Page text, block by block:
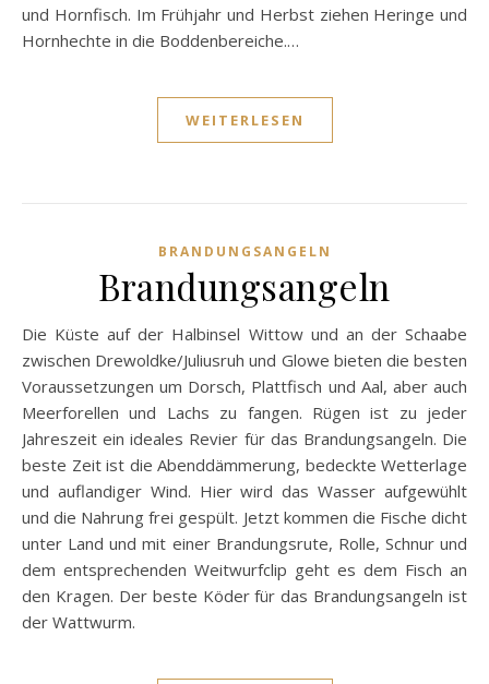
und Hornfisch. Im Frühjahr und Herbst ziehen Heringe und
Hornhechte in die Boddenbereiche.…
WEITERLESEN
BRANDUNGSANGELN
Brandungsangeln
Die Küste auf der Halbinsel Wittow und an der Schaabe
zwischen Drewoldke/Juliusruh und Glowe bieten die besten
Voraussetzungen um Dorsch, Plattfisch und Aal, aber auch
Meerforellen und Lachs zu fangen. Rügen ist zu jeder
Jahreszeit ein ideales Revier für das Brandungsangeln. Die
beste Zeit ist die Abenddämmerung, bedeckte Wetterlage
und auflandiger Wind. Hier wird das Wasser aufgewühlt
und die Nahrung frei gespült. Jetzt kommen die Fische dicht
unter Land und mit einer Brandungsrute, Rolle, Schnur und
dem entsprechenden Weitwurfclip geht es dem Fisch an
den Kragen. Der beste Köder für das Brandungsangeln ist
der Wattwurm.